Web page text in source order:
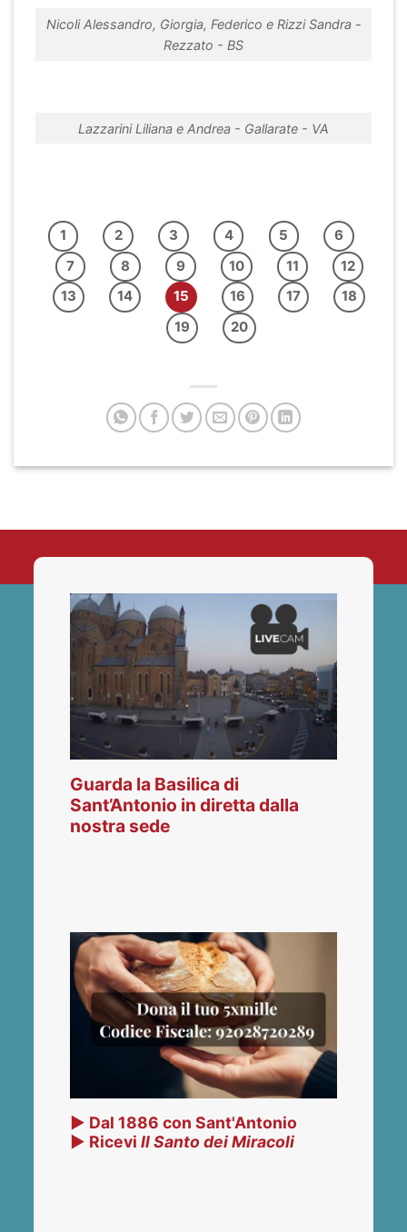
Nicoli Alessandro, Giorgia, Federico e Rizzi Sandra -
Rezzato - BS
Lazzarini Liliana e Andrea - Gallarate - VA
1 2 3 4 5
6
7
8 9 10 11
12
13
14 15 16 17
18
19
20
Guarda la Basilica di
Sant’Antonio in diretta dalla
nostra sede
▶ Dal 1886 con Sant'Antonio
▶ RiceviIl Santo dei Miracoli